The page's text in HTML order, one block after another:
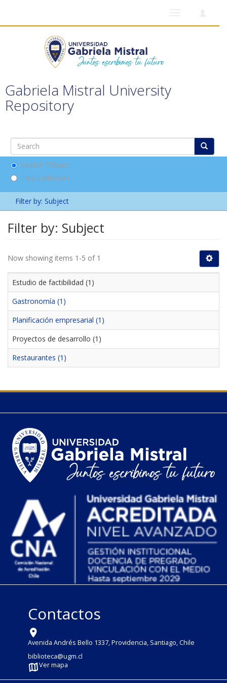
Gabriela Mistral University
Repository
Search DSpace
This Collection
Filter by: Subject
Filter by: Subject
Now showing items 1-5 of 1
Estudio de factibilidad (1)
Gastronomía (1)
Planificación empresarial (1)
Proyectos de desarrollo (1)
Restaurantes (1)
Contactos
Avenida Andrés Bello 1337, Providencia, Santiago, Chile
biblioteca@ugm.cl
Ver mapa